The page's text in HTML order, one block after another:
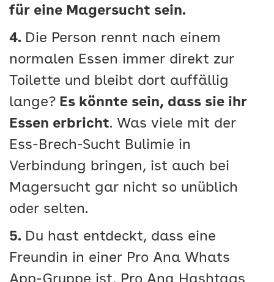
für eine Magersucht sein.
4. Die Person rennt nach einem
normalen Essen immer direkt zur
Toilette und bleibt dort auffällig
lange? Es könnte sein, dass sie ihr
Essen erbricht. Was viele mit der
Ess-Brech-Sucht Bulimie in
Verbindung bringen, ist auch bei
Magersucht gar nicht so unüblich
oder selten.
5. Du hast entdeckt, dass eine
Freundin in einer Pro Ana Whats